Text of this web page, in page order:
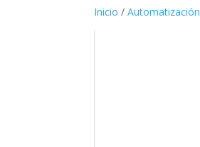
Inicio / Automatización